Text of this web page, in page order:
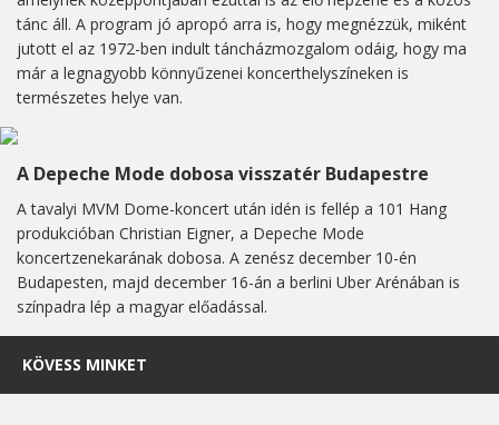
tánc áll. A program jó apropó arra is, hogy megnézzük, miként
jutott el az 1972-ben indult táncházmozgalom odáig, hogy ma
már a legnagyobb könnyűzenei koncerthelyszíneken is
természetes helye van.
A Depeche Mode dobosa visszatér Budapestre
A tavalyi MVM Dome-koncert után idén is fellép a 101 Hang
produkcióban Christian Eigner, a Depeche Mode
koncertzenekarának dobosa. A zenész december 10-én
Budapesten, majd december 16-án a berlini Uber Arénában is
színpadra lép a magyar előadással.
KÖVESS MINKET